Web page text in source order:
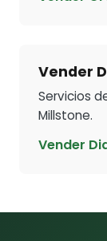
Vender
Servicios
Millstone.
Vender